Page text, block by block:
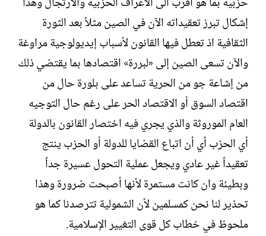
إشكال تبرز تعقيداته الآن في الصين مثلاً بعد الثورة
الثقافية اذ تعطل فيها القانون لأسباب إيديولوجية مراوغة
والآن تسعى الصين إلى «لبررة» اقتصادها بما يقتضي ذلك
من إشاعة جو من الحرية تساعد على بلورة حال من
اقتصاد السوق أو الاقتصاد الحر على رغم حال التوجيه
العام الموروثة والذي يجري فيه اختصار القانون بالدولة
أي الحزب أي أن اتباع القضايا للدولة أو الحزب ينتج
تعقيداً غير عادي ويجعل عملية التحول عسيرة جداً
وبطيئة وان كانت مستمرة لأنها أصبحت ضرورة وهذا
تحذير لنا نحن كمسلمين لأن الشمولية تترصدنا كما هو
ملحوظ في خطاب كل قوى التغيير الإسلامية.